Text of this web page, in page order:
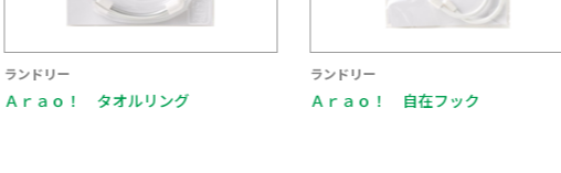
ンドリー
ｒａｏ！ タオルリング
ランドリー
Ａｒａｏ！ 自在フック